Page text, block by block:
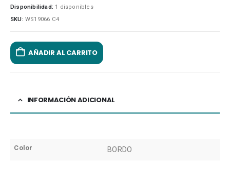
Disponibilidad: 1 disponibles
SKU: WS19066 C4
AÑADIR AL CARRITO
INFORMACIÓN ADICIONAL
Color BORDO